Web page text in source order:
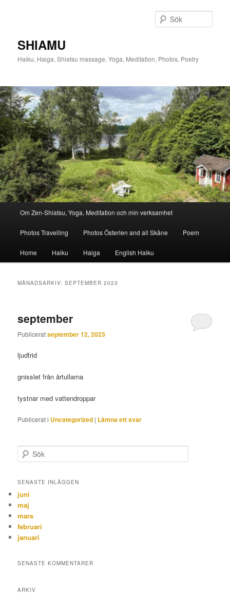
SHIAMU
Haiku, Haiga, Shiatsu massage, Yoga, Meditation, Photos, Poetry
Om Zen-Shiatsu, Yoga, Meditation och min verksamhet
Photos Travelling Photos Österlen and all Skåne Poem
Home Haiku Haiga English Haiku
MÅNADSARKIV:SEPTEMBER 2023
september
Publiceratseptember 12, 2023
ljudfrid
gnisslet från årtullarna
tystnar med vattendroppar
Publicerat i Uncategorized | Lämna ett svar
ö
SENASTE INLÄGGEN
juni
maj
mars
februari
januari
SENASTE KOMMENTARER
ARKIV